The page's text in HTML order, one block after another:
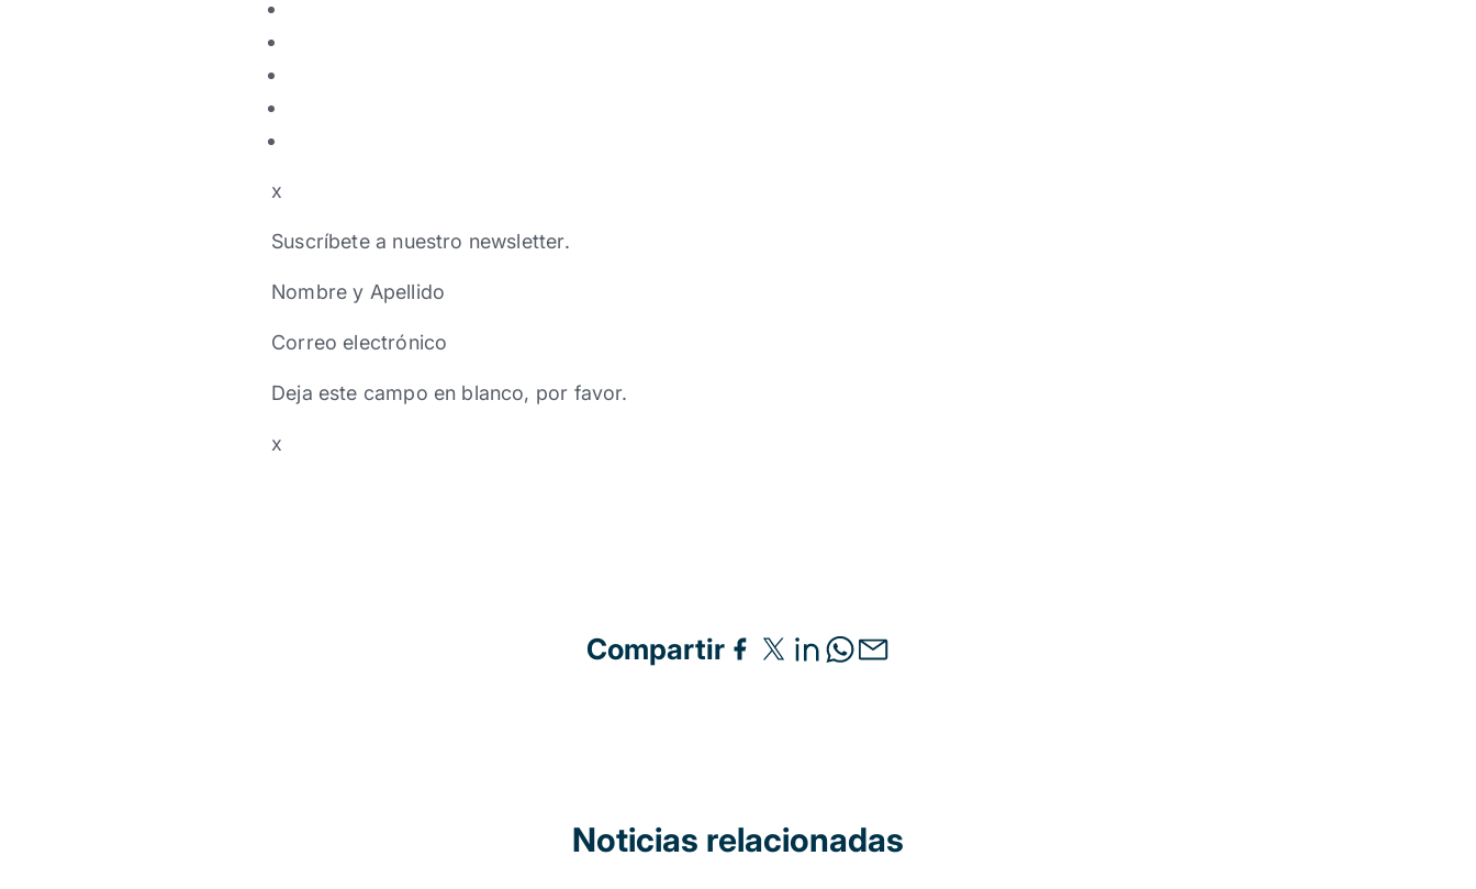
x
Suscríbete a nuestro newsletter.
Nombre y Apellido
Correo electrónico
Deja este campo en blanco, por favor.
x
Compartir
Noticias relacionadas